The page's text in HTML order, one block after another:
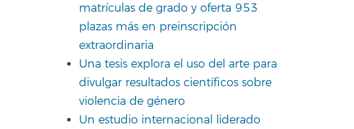
matrículas de grado y oferta 953
plazas más en preinscripción
extraordinaria
Una tesis explora el uso del arte para
divulgar resultados científicos sobre
violencia de género
Un estudio internacional liderado